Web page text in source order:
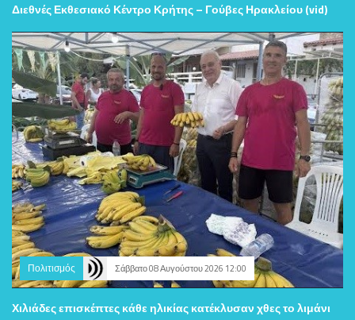
Διεθνές Εκθεσιακό Κέντρο Κρήτης – Γούβες Ηρακλείου (vid)
Πολιτισμός Σάββατο 08 Αυγούστου 2026 12:00
Χιλιάδες επισκέπτες κάθε ηλικίας κατέκλυσαν χθες το λιμάνι